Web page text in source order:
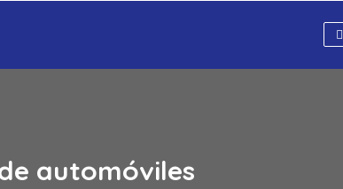
automóviles